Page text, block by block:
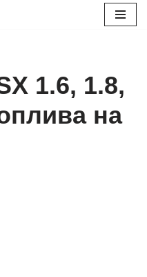
1.6, 1.8,
на